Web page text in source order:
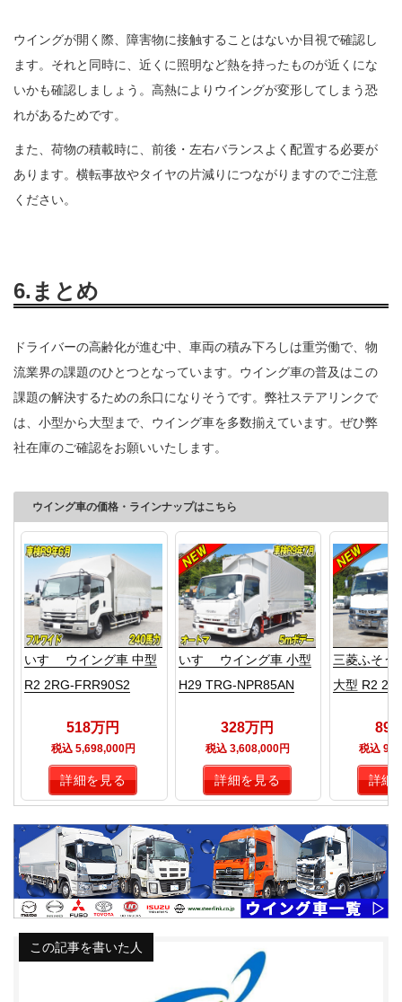
ウイングが開く際、障害物に接触することはないか目視で確認し
ます。それと同時に、近くに照明など熱を持ったものが近くにな
いかも確認しましょう。高熱によりウイングが変形してしまう恐
れがあるためです。
また、荷物の積載時に、前後・左右バランスよく配置する必要が
あります。横転事故やタイヤの片減りにつながりますのでご注意
ください。
6.まとめ
ドライバーの高齢化が進む中、車両の積み下ろしは重労働で、物
流業界の課題のひとつとなっています。ウイング車の普及はこの
課題の解決するための糸口になりそうです。弊社ステアリンクで
は、小型から大型まで、ウイング車を多数揃えています。ぜひ弊
社在庫のご確認をお願いいたします。
ウイング車の価格・ラインナップはこちら
いすゞ ウイング車 中型
R2 2RG-FRR90S2
518万円
税込 5,698,000円
詳細を見る
いすゞ ウイング車 小型
H29 TRG-NPR85AN
328万円
税込 3,608,000円
詳細を見る
三菱ふそう
大型 R2
898
税込
詳細
この記事を書いた人